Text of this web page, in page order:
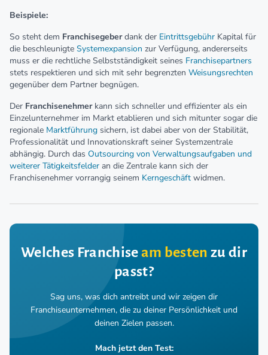
Beispiele:
So steht dem Franchisegeberdank der Eintrittsgebühr Kapital für
die beschleunigte Systemexpansion zur Verfügung, andererseits
muss er die rechtliche Selbstständigkeit seines Franchisepartners
stets respektieren und sich mit sehr begrenzten Weisungsrechten
gegenüber dem Partner begnügen.
Der Franchisenehmerkann sich schneller und effizienter als ein
Einzelunternehmer im Markt etablieren und sich mitunter sogar die
regionale Marktführung sichern, ist dabei aber von der Stabilität,
Professionalität und Innovationskraft seiner Systemzentrale
abhängig. Durch das Outsourcing von Verwaltungsaufgaben und
weiterer Tätigkeitsfelder an die Zentrale kann sich der
Franchisenehmer vorrangig seinem Kerngeschäft widmen.
Welches Franchiseam besten zu dir
passt?
Sag uns, was dich antreibt und wir zeigen dir
Franchiseunternehmen, die zu deiner Persönlichkeit und
deinen Zielen passen.
Mach jetzt den Test: